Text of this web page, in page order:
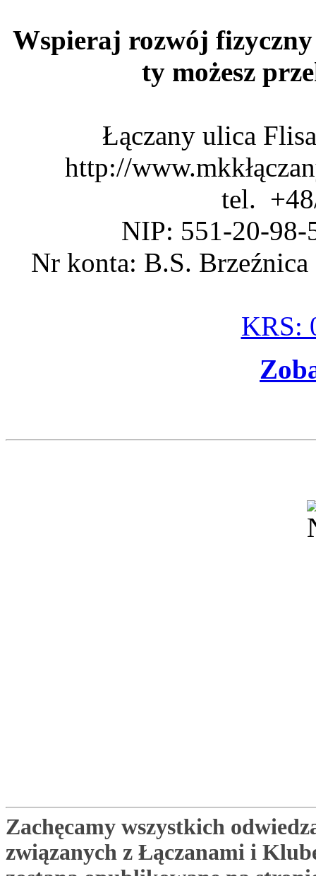
Wspieraj rozwój fizyczny
ty możesz
Łączany ulica
http://
tel.
NIP: 551-20-98-
Nr konta: B.S.
KRS:
Zachęcamy wszystkich
związanych z Łączanami i